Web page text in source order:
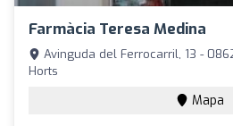
Farmàcia Teresa Medina
Avinguda del Ferrocarril, 13 -
Horts
Mapa